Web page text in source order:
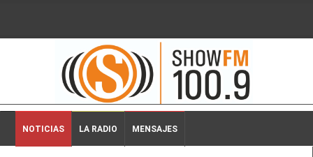
2026-08-07 18:12:49
NOTICIAS LA RADIO MENSAJES